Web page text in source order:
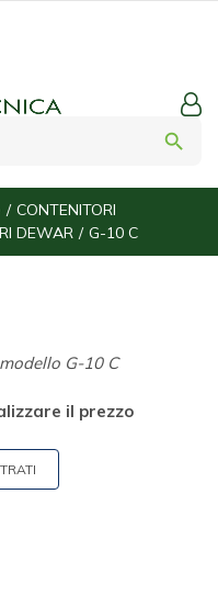
search
CONTENITORI
DEWAR G-10 C
G-10 C
il prezzo